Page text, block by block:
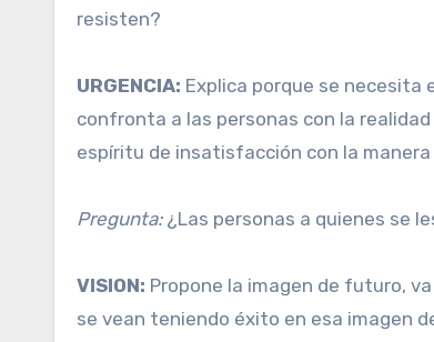
resisten?
URGENCIA: Explica porque se necesita
confronta a las personas con la
espíritu de insatisfacción con la
Pregunta:¿Las personas a quienes se
VISION: Propone la imagen de futuro,
se vean teniendo éxito en esa imagen